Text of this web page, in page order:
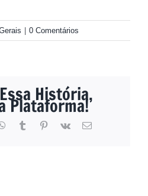
0 Comentários
História,
Plataforma!
whatsapptumblr pinterest
vk
E-